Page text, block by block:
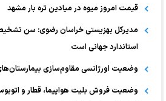
قیمت امروز میوه در میادین تره بار مشهد
مدیرکل بهزیستی خراسان رضوی: سن تشخیص
استاندارد جهانی است
وضعیت اورژانسی مقاوم‌سازی بیمارستان‌های
وضعیت فروش بلیت هواپیما، قطار و